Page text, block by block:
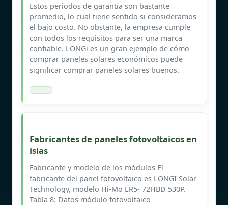
Estos periodos de garantía son bastante
promedio, lo cual tiene sentido si consideramos
el bajo costo. No obstante, la empresa cumple
con todos los requisitos para ser una marca
confiable. LONGi es un gran ejemplo de cómo
comprar paneles solares económicos puede
significar comprar paneles solares buenos.
Fabricantes de paneles fotovoltaicos en
islas
Fabricante y modelo de los módulos El
fabricante del panel fotovoltaico es LONGI Solar
Technology, modelo Hi-Mo LR5- 72HBD 530P.
Tabla 8: Datos módulo fotovoltaico